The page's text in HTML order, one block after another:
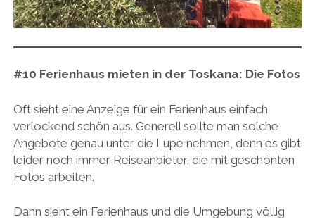
#10 Ferienhaus mieten in der Toskana: Die Fotos
Oft sieht eine Anzeige für ein Ferienhaus einfach
verlockend schön aus. Generell sollte man solche
Angebote genau unter die Lupe nehmen, denn es gibt
leider noch immer Reiseanbieter, die mit geschönten
Fotos arbeiten.
Dann sieht ein Ferienhaus und die Umgebung völlig